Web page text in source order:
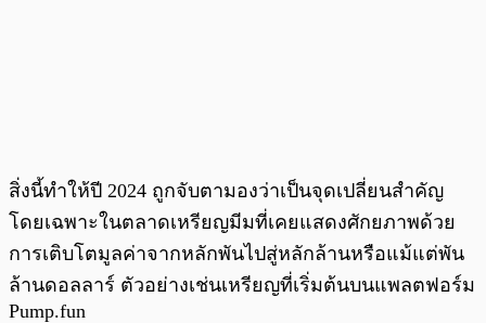
สิ่งนี้ทำให้ปี 2024 ถูกจับตามองว่าเป็นจุดเปลี่ยนสำคัญ
โดยเฉพาะในตลาดเหรียญมีมที่เคยแสดงศักยภาพด้วย
การเติบโตมูลค่าจากหลักพันไปสู่หลักล้านหรือแม้แต่พัน
ล้านดอลลาร์ ตัวอย่างเช่นเหรียญที่เริ่มต้นบนแพลตฟอร์ม
Pump.fun